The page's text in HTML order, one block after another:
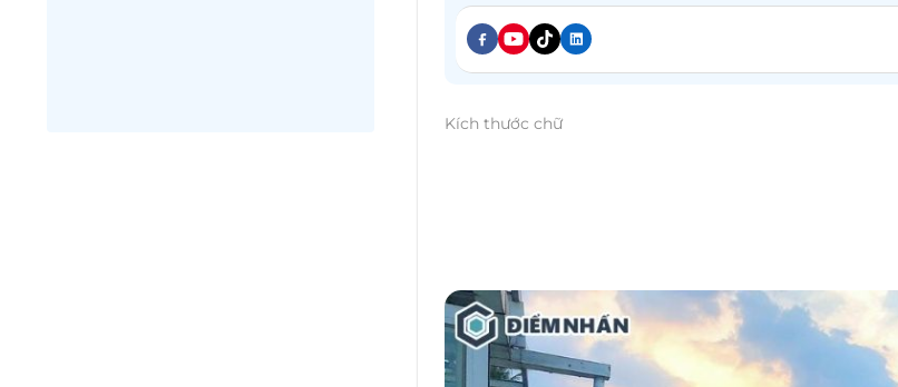
Kích thước chữ
Sài Gòn, một thành phố không ngủ với nền văn
chỉ là nơi thưởng thức hương vị cà phê đích
thiết kế độc đáo. Đối với những tín đồ của vẻ
sang chảnh ở Sài Gòn dưới đây sẽ là những